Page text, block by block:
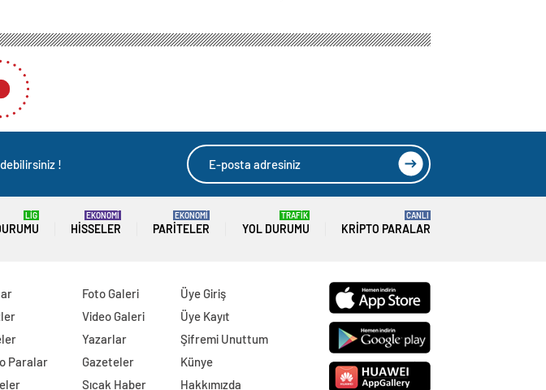
DEVAM EDİYOR
DEVAM EDİYOR
HABERLERİ
SİYASET 08 Ağustos 2026
CHP’Lİ İLÇE BELEDİYE BAŞKANI AK
PARTİ’YE Mİ GEÇİYOR?